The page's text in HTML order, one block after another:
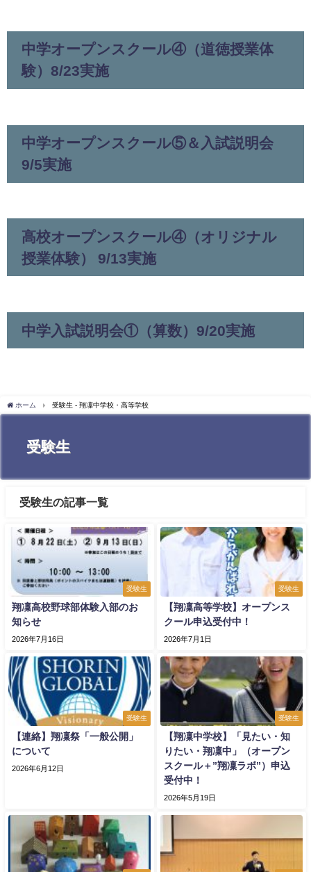
中学オープンスクール④（道徳授業体
験）8/23実施
中学オープンスクール⑤＆入試説明会
9/5実施
高校オープンスクール④（オリジナル
授業体験） 9/13実施
中学入試説明会①（算数）9/20実施
ホーム 受験生 - 翔凜中学校・高等学校
受験生
受験生の記事一覧
受験生
翔凜高校野球部体験入部のお
知らせ
2026年7月16日
受験生
【翔凜高等学校】オープンス
クール申込受付中！
2026年7月1日
受験生
【連絡】翔凜祭「一般公開」
について
2026年6月12日
受験生
【翔凜中学校】「見たい・知
りたい・翔凜中」（オープン
スクール＋”翔凜ラボ”）申込
受付中！
2026年5月19日